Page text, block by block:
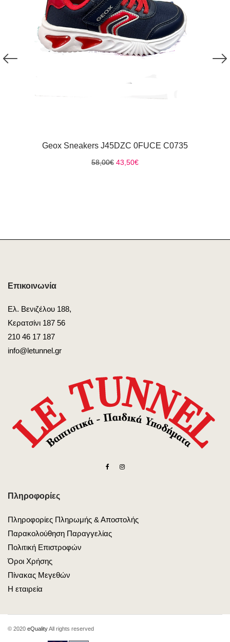
Geox Sneakers J45DZC 0FUCE C0735
58,00€ Original
43,50€Η
Επικοινωνία
Ελ. Βενιζέλου 188,
Κερατσίνι 187 56
210 46 17 187
info@letunnel.gr
Πληροφορίες
Πληροφορίες Πληρωμής & Αποστολής
Παρακολούθηση Παραγγελίας
Πολιτική Επιστροφών
Όροι Χρήσης
Πίνακας Μεγεθών
Η εταιρεία
© 2020 eQualityAll rights reserved